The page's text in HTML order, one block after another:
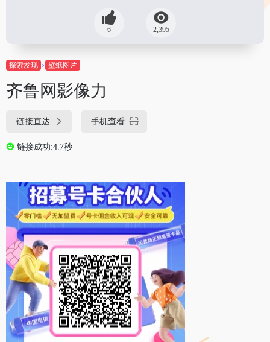
6 2,395
探索发现 壁纸图片
齐鲁网影像力
链接直达 手机查看
链接成功:4.7秒